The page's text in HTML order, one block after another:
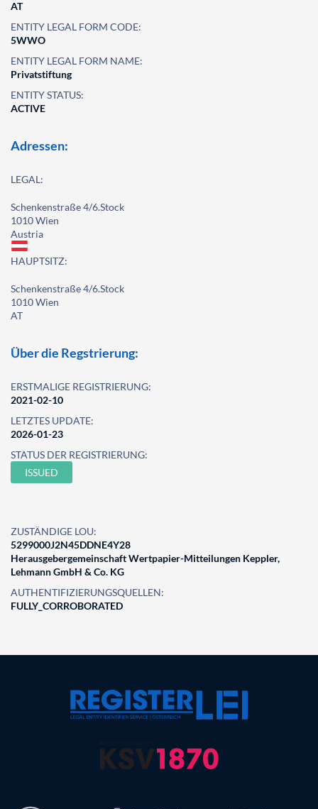
AT
ENTITY LEGAL FORM CODE:
5WWO
ENTITY LEGAL FORM NAME:
Privatstiftung
ENTITY STATUS:
ACTIVE
Adressen:
LEGAL:
Schenkenstraße 4/6.Stock
1010 Wien
Austria
HAUPTSITZ:
Schenkenstraße 4/6.Stock
1010 Wien
AT
Über die Regstrierung:
ERSTMALIGE REGISTRIERUNG:
2021-02-10
LETZTES UPDATE:
2026-01-23
STATUS DER REGISTRIERUNG:
ISSUED
ZUSTÄNDIGE LOU:
5299000J2N45DDNE4Y28
Herausgebergemeinschaft Wertpapier-Mitteilungen Keppler,
Lehmann GmbH & Co. KG
AUTHENTIFIZIERUNGSQUELLEN:
FULLY_CORROBORATED